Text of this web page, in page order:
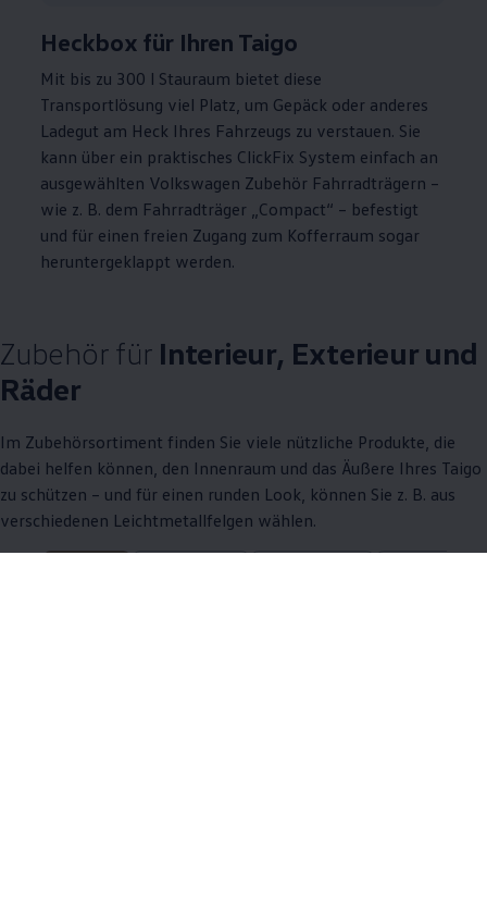
Heckbox für Ihren Taigo
Mit bis zu 300 l Stauraum bietet diese
Transportlösung viel Platz, um Gepäck oder anderes
Ladegut am Heck Ihres Fahrzeugs zu verstauen. Sie
kann über ein praktisches ClickFix System einfach an
ausgewählten Volkswagen Zubehör Fahrradträgern –
wie z. B. dem Fahrradträger „Compact“ – befestigt
und für einen freien Zugang zum Kofferraum sogar
heruntergeklappt werden.
Zubehörfür Interieur, Exterieur und
Räder
Im Zubehörsortiment finden Sie viele nützliche Produkte, die
dabei helfen können, den Innenraum und das Äußere Ihres Taigo
zu schützen – und für einen runden Look, können Sie z. B. aus
verschiedenen Leichtmetallfelgen wählen.
9 von 9 Details